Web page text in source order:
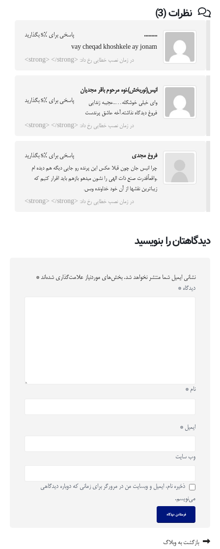
نظرات (3)
......... پاسخی برای %s بگذارید
vay cheqad khoshkele ay jonam
در زمان نصب خطایی رخ داد: <strong> </strong>
انیس(نوربخش).نوه مرحوم باقر مجدیان
پاسخی برای %s بگذارید
وای خیلی خوشگله…..عجیبه زندایی
فروغ دیدگاه نذاشته.آخه عاشق پرندست
در زمان نصب خطایی رخ داد: <strong> </strong>
فروغ مجدی پاسخی برای %s بگذارید
چرا انیس جان چون قبلا عکس این پرنده رو جایی دیگه هم دیده ام
.واقعاًقدرت صنع ذات الهی را نشون میدهو بازهم باید اقرار کنیم که
زیباترین نقشها از آن خود خداونده وبس.
در زمان نصب خطایی رخ داد: <strong> </strong>
دیدگاهتان را بنویسید
نشانی ایمیل شما منتشر نخواهد شد. بخش‌های موردنیاز علامت‌گذاری شده‌اند *
دیدگاه *
نام *
ایمیل *
وب‌ سایت
ذخیره نام، ایمیل و وبسایت من در مرورگر برای زمانی که دوباره دیدگاهی
می‌نویسم.
بازگشت به وبلاگ